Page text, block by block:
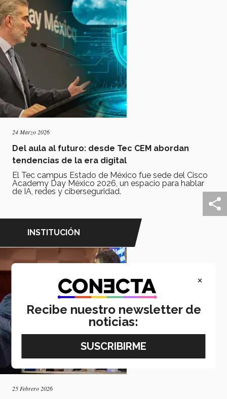
24 Marzo 2026
Del aula al futuro: desde Tec CEM abordan
tendencias de la era digital
El Tec campus Estado de México fue sede del Cisco
Academy Day México 2026, un espacio para hablar
de IA, redes y ciberseguridad.
INSTITUCIÓN
25 Febrero 2026
×
Recibe nuestro newsletter de
noticias: